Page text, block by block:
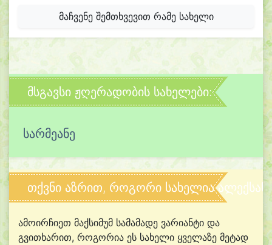
მაჩვენე შემთხვევით რამე სახელი
მსგავსი ჟღერადობის სახელები:
სარმეანე
თქვნი აზრით, როგორი სახელია
ამოირჩიეთ მაქსიმუმ სამამადე ვარიანტი და
გვითხარით, როგორია ეს სახელი ყველაზე მეტად